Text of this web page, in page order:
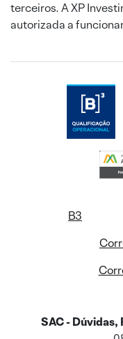
terceiros. A XP
autorizada a
B3
SAC -